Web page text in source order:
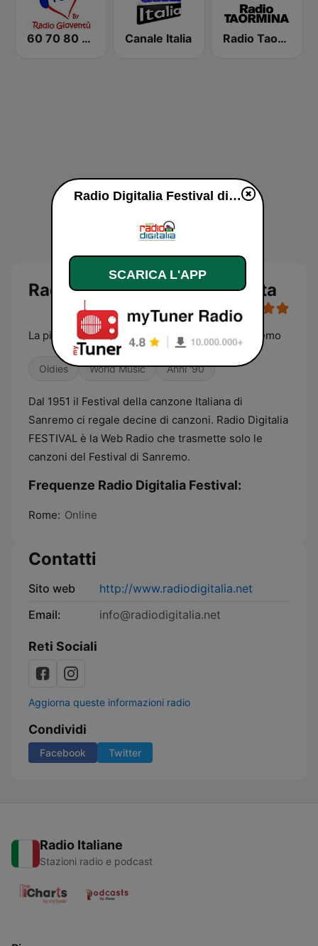
60 70 80 by Radio Gioventù Canale Italia Radio Taormina
Radio Digitalia Festival diretta
La più bella Musica Italiana dal Festival di Sanremo
Oldies World Music Anni '90
Dal 1951 il Festival della canzone Italiana di
Sanremo ci regale decine di canzoni. Radio Digitalia
FESTIVAL è la Web Radio che trasmette solo le
canzoni del Festival di Sanremo.
Frequenze Radio Digitalia Festival:
Rome: Online
Contatti
Sito web
http://www.radiodigitalia.net
Email:
info@radiodigitalia.net
Reti Sociali
Aggiorna queste informazioni radio
Condividi
Facebook Twitter
Radio Italiane
Stazioni radio e podcast
Radio Digitalia Festival diretta
SCARICA L'APP